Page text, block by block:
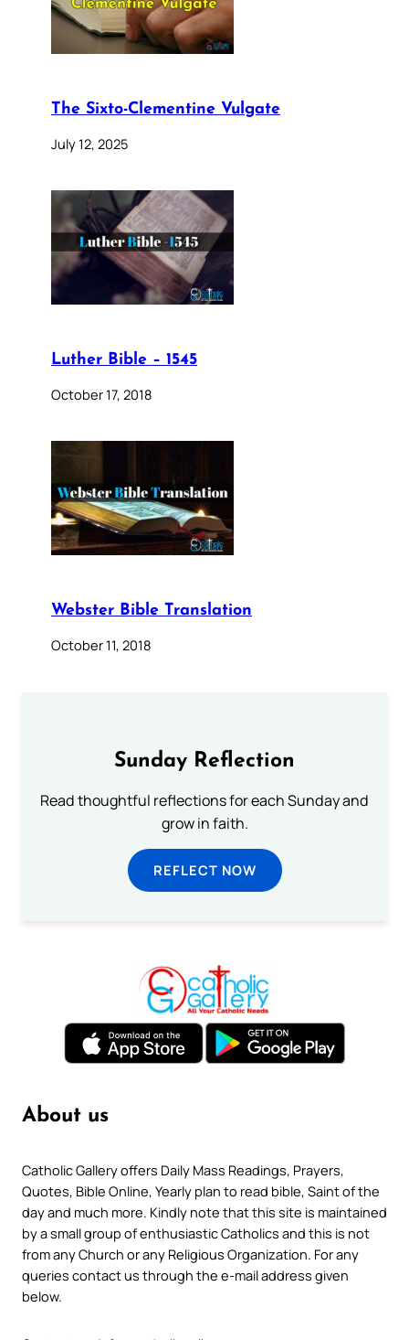
The Sixto-Clementine Vulgate
July 12, 2025
Luther Bible – 1545
October 17, 2018
Webster Bible Translation
October 11, 2018
Sunday Reflection
Read thoughtful reflections for each Sunday and
grow in faith.
REFLECT NOW
About us
Catholic Gallery offers Daily Mass Readings, Prayers,
Quotes, Bible Online, Yearly plan to read bible, Saint of the
day and much more. Kindly note that this site is maintained
by a small group of enthusiastic Catholics and this is not
from any Church or any Religious Organization. For any
queries contact us through the e-mail address given
below.